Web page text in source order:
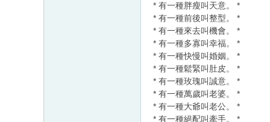
* 有一種胖瘦叫天意。 *
* 有一種前後叫整型。 *
* 有一種來去叫機會。 *
* 有一種多寡叫幸福。 *
* 有一種快慢叫婚姻。 *
* 有一種鬆緊叫肚皮。 *
* 有一種玫瑰叫誠意。 *
* 有一種萬歲叫老婆。 *
* 有一種大爺叫老公。 *
* 有一種絕配叫牽手。 *